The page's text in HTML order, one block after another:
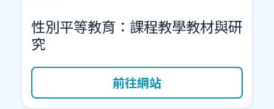
性別平等教育：課程教學教材與研
究
前往網站